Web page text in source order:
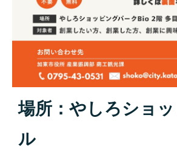
場所：やしろショ
ル